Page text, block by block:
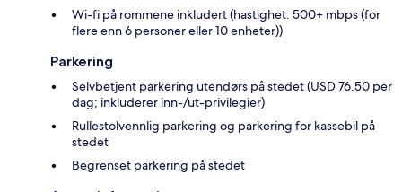
Wi-fi på rommene inkludert (hastighet: 500+ mbps (for
flere enn 6 personer eller 10 enheter))
Parkering
Selvbetjent parkering utendørs på stedet (USD 76.50 per
dag; inkluderer inn-/ut-privilegier)
Rullestolvennlig parkering og parkering for kassebil på
stedet
Begrenset parkering på stedet